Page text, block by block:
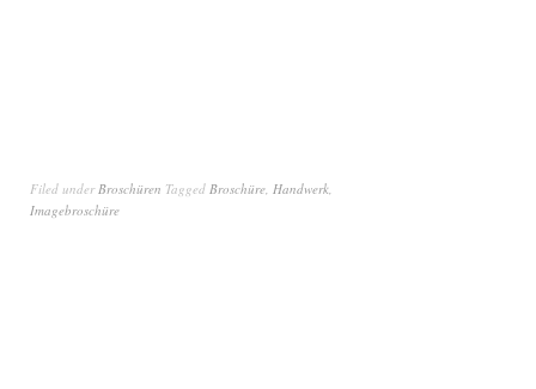
Filed underBroschüren Tagged Broschüre, Handwerk,
Imagebroschüre